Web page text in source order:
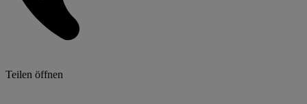
Teilen öffnen